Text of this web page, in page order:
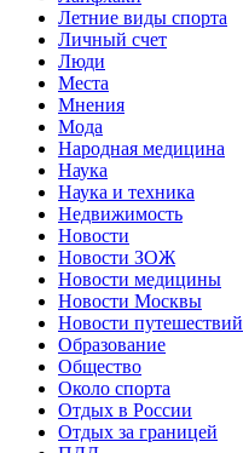
Летние виды спорта
Личный счет
Люди
Места
Мнения
Мода
Народная медицина
Наука
Наука и техника
Недвижимость
Новости
Новости ЗОЖ
Новости медицины
Новости Москвы
Новости путешествий
Образование
Общество
Около спорта
Отдых в России
Отдых за границей